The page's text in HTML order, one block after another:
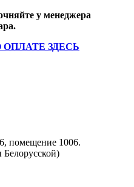
у менеджера
ЗДЕСЬ
помещение 1006.
Белорусской)